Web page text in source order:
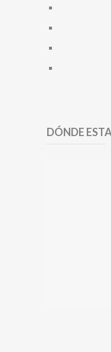
DÓNDE